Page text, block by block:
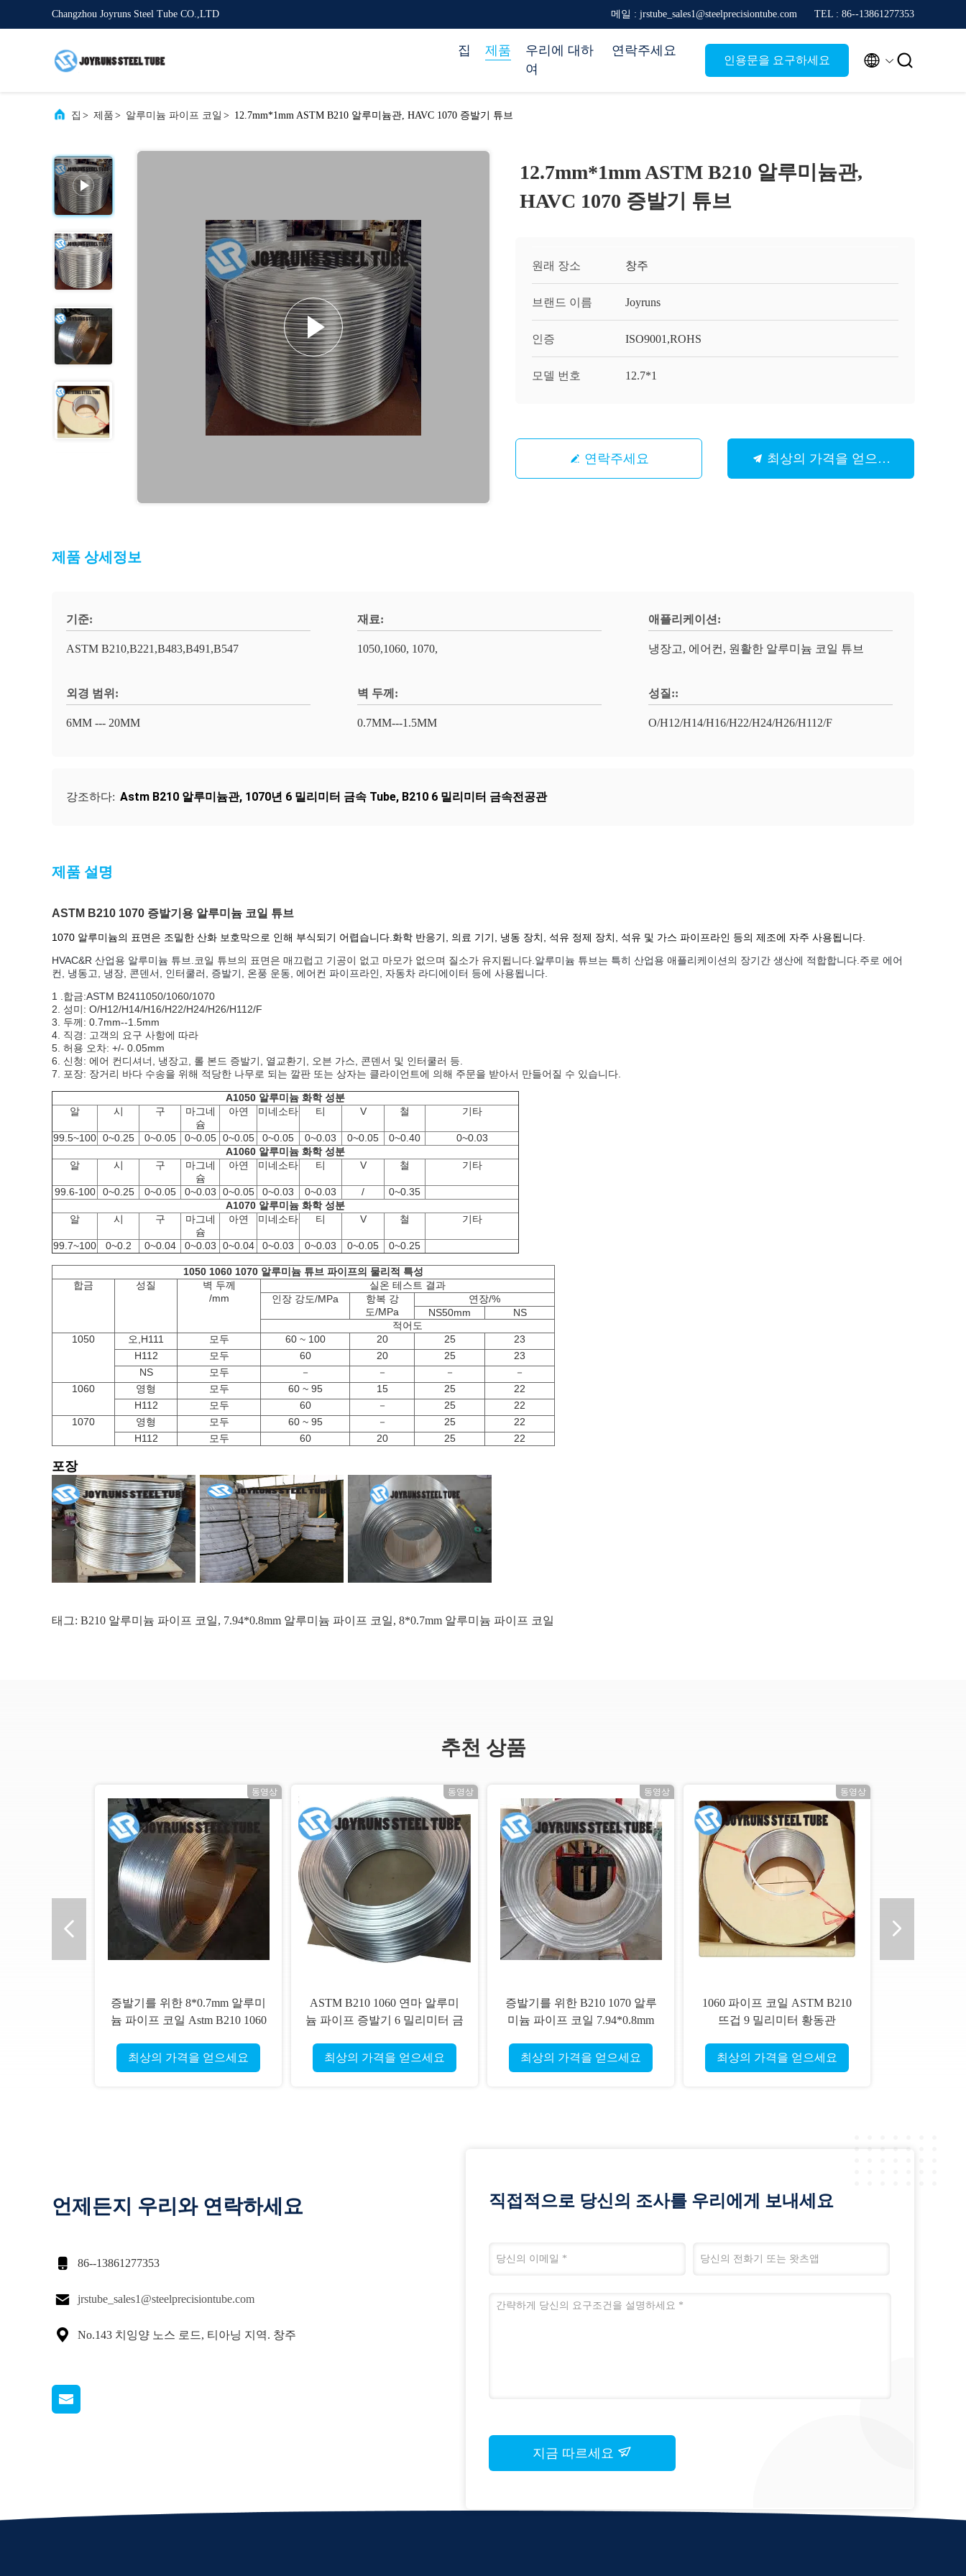
Changzhou Joyruns Steel Tube CO.,LTD 메일 : jrstube_sales1@steelprecisiontube.com TEL : 86--13861277353
집 제품
우리에 대하
여
연락주세요
인용문을 요구하세요  
집 > 제품 > 알루미늄 파이프 코일 > 12.7mm*1mm ASTM B210 알루미늄관, HAVC 1070 증발기 튜브
12.7mm*1mm ASTM B210 알루미늄관,
HAVC 1070 증발기 튜브
원래 장소 창주
브랜드 이름 Joyruns
인증 ISO9001,ROHS
모델 번호 12.7*1
연락주세요 최상의 가격을 얻으세요
제품 상세정보
기준:
ASTM B210,B221,B483,B491,B547
재료:
1050,1060, 1070,
애플리케이션:
냉장고, 에어컨, 원활한 알루미늄 코일 튜브
외경 범위:
6MM --- 20MM
벽 두께:
0.7MM---1.5MM
성질::
O/H12/H14/H16/H22/H24/H26/H112/F
강조하다: Astm B210 알루미늄관, 1070년 6 밀리미터 금속 Tube, B210 6 밀리미터 금속전공관
제품 설명
ASTM B210 1070 증발기용 알루미늄 코일 튜브
1070 알루미늄의 표면은 조밀한 산화 보호막으로 인해 부식되기 어렵습니다.화학 반응기, 의료 기기, 냉동 장치, 석유 정제 장치, 석유 및 가스 파이프라인 등의 제조에 자주 사용됩니다.
HVAC&R 산업용 알루미늄 튜브. 코일 튜브의 표면은 매끄럽고 기공이 없고 마모가 없으며 질소가 유지됩니다. 알루미늄 튜브는 특히 산업용 애플리케이션의 장기간 생산에 적합합니다.주로 에어
컨, 냉동고, 냉장, 콘덴서, 인터쿨러, 증발기, 온풍 운동, 에어컨 파이프라인, 자동차 라디에이터 등에 사용됩니다.
1 .합금:ASTM B2411050/1060/1070
2. 성미: O/H12/H14/H16/H22/H24/H26/H112/F
3. 두께: 0.7mm--1.5mm
4. 직경: 고객의 요구 사항에 따라
5. 허용 오차: +/- 0.05mm
6. 신청: 에어 컨디셔너, 냉장고, 롤 본드 증발기, 열교환기, 오븐 가스, 콘덴서 및 인터쿨러 등.
7. 포장: 장거리 바다 수송을 위해 적당한 나무로 되는 깔판 또는 상자는 클라이언트에 의해 주문을 받아서 만들어질 수 있습니다.
A1050 알루미늄 화학 성분
알
시 구
마그네
슘
아연 미네소타 티 V 철 기타
99.5~100 0~0.25 0~0.05 0~0.05 0~0.05 0~0.05 0~0.03 0~0.05 0~0.40
0~0.03
A1060 알루미늄 화학 성분
알
시 구
마그네
슘
아연 미네소타 티 V 철 기타
99.6-100 0~0.25 0~0.05 0~0.03 0~0.05 0~0.03 0~0.03 /
0~0.35
A1070 알루미늄 화학 성분
알
시 구
마그네
슘
아연 미네소타 티 V 철 기타
99.7~100 0~0.2 0~0.04 0~0.03 0~0.04 0~0.03 0~0.03 0~0.05 0~0.25
1050 1060 1070 알루미늄 튜브 파이프의 물리적 특성
합금
성질
벽 두께
/mm
실온 테스트 결과
인장 강도/MPa
항복 강
도/MPa
연장/%
NS50mm
NS
적어도
1050
오,H111 모두 60 ~ 100 20 25
23
H112
모두 60 20 25
23
NS
모두 － － －
－
1060
영형 모두 60 ~ 95 15 25
22
H112
모두 60 － 25
22
1070
영형 모두 60 ~ 95 － 25
22
H112
모두 60 20 25 22
포장
태그: B210 알루미늄 파이프 코일, 7.94*0.8mm 알루미늄 파이프 코일, 8*0.7mm 알루미늄 파이프 코일
추천 상품
동영상
증발기를 위한 8*0.7mm 알루미
늄 파이프 코일 Astm B210 1060
최상의 가격을 얻으세요
동영상
ASTM B210 1060 연마 알루미
늄 파이프 증발기 6 밀리미터 금
최상의 가격을 얻으세요
동영상
증발기를 위한 B210 1070 알루
미늄 파이프 코일 7.94*0.8mm
최상의 가격을 얻으세요
동영상
1060 파이프 코일 ASTM B210
뜨겁 9 밀리미터 황동관
최상의 가격을 얻으세요
언제든지 우리와 연락하세요
 86--13861277353
 jrstube_sales1@steelprecisiontube.com
 No.143 치잉양 노스 로드, 티아닝 지역. 창주
직접적으로 당신의 조사를 우리에게 보내세요
지금 따르세요